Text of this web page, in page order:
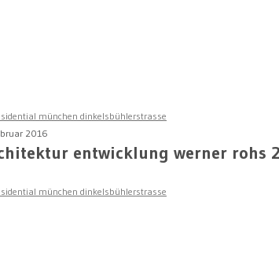
münchen dinkelsbühlerstrasse
2016
entwicklung werner rohs
münchen dinkelsbühlerstrasse